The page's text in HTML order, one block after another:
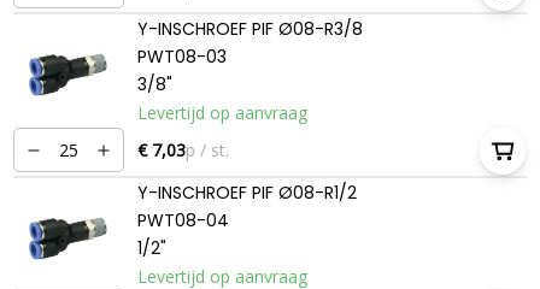
Y-INSCHROEF PIF Ø08-R3/8
PWT08-03
3/8"
Levertijd op aanvraag
€ 7,03p / st.
Y-INSCHROEF PIF Ø08-R1/2
PWT08-04
1/2"
Levertijd op aanvraag